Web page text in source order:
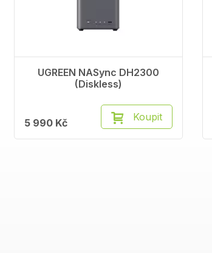
UGREEN NASync DH2300
(Diskless)
5 990 Kč Koupit